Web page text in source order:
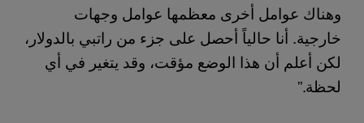
وهناك عوامل أخرى معظمها عوامل وجهات
خارجية. أنا حالياً أحصل على جزء من راتبي بالدولار،
لكن أعلم أن هذا الوضع مؤقت، وقد يتغير في أي
لحظة.”